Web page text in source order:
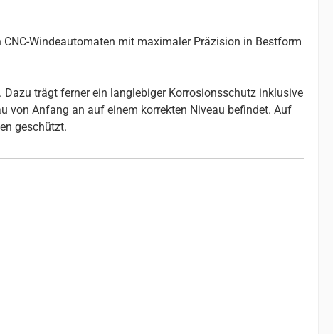
Windeautomaten mit maximaler Präzision in Bestform
trägt ferner ein langlebiger Korrosionsschutz inklusive
von Anfang an auf einem korrekten Niveau befindet. Auf
geschützt.